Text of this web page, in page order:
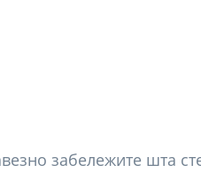
забележите шта